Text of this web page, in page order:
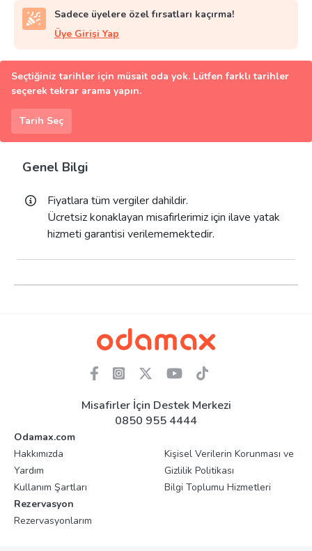
Sadece üyelere özel fırsatları kaçırma!
Üye Girişi Yap
Seçtiğiniz tarihler için müsait oda yok. Lütfen farklı tarihler
seçerek tekrar arama yapın.
Tarih Seç
Genel Bilgi
Fiyatlara tüm vergiler dahildir.
Ücretsiz konaklayan misafirlerimiz için ilave yatak
hizmeti garantisi verilememektedir.
Misafirler İçin Destek Merkezi
0850 955 4444
Odamax.com
Hakkımızda
Yardım
Kullanım Şartları
Kişisel Verilerin Korunması ve
Gizlilik Politikası
Bilgi Toplumu Hizmetleri
Rezervasyon
Rezervasyonlarım